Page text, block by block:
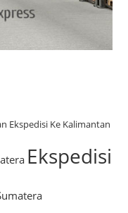
Ekspedisi Ke Kalimantan
Ekspedisi